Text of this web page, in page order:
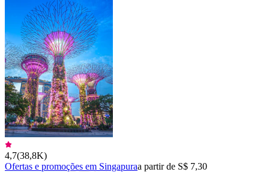
4,7(38,8K)
Ofertas e promoções em Singapuraa partir de S$ 7,30